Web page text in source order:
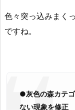
色々突っ込みまく
ですね。
●灰色の森カテ
ない現象を修正